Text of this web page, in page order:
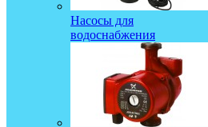
Насосы для
водоснабжения